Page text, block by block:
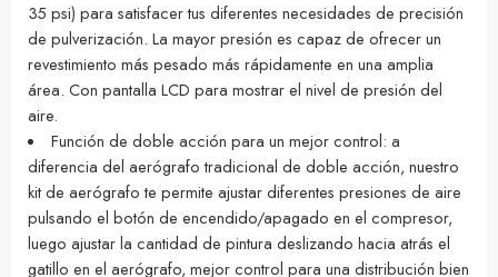
35 psi) para satisfacer tus diferentes necesidades de precisión
de pulverización. La mayor presión es capaz de ofrecer un
revestimiento más pesado más rápidamente en una amplia
área. Con pantalla LCD para mostrar el nivel de presión del
aire.
Función de doble acción para un mejor control: a
diferencia del aerógrafo tradicional de doble acción, nuestro
kit de aerógrafo te permite ajustar diferentes presiones de aire
pulsando el botón de encendido/apagado en el compresor,
luego ajustar la cantidad de pintura deslizando hacia atrás el
gatillo en el aerógrafo, mejor control para una distribución bien